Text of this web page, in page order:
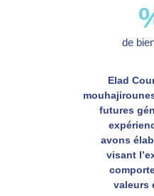
de
Elad
futures
avons
visant
valeurs